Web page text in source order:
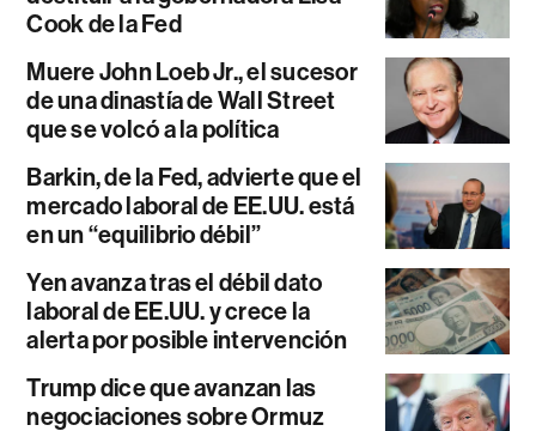
Cook de la Fed
Muere John Loeb Jr., el sucesor
de una dinastía de Wall Street
que se volcó a la política
Barkin, de la Fed, advierte que el
mercado laboral de EE.UU. está
en un “equilibrio débil”
Yen avanza tras el débil dato
laboral de EE.UU. y crece la
alerta por posible intervención
Trump dice que avanzan las
negociaciones sobre Ormuz